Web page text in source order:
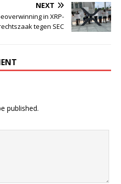
NEXT
in XRP-
tegen SEC
published.